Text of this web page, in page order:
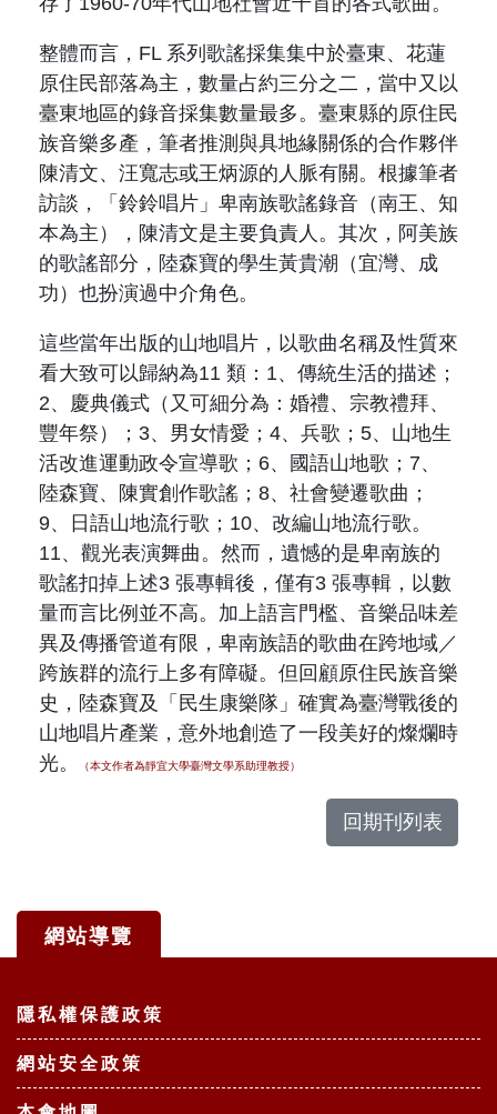
整體而言， FL 系列歌謠採集集中於臺東、花蓮
原住民部落為主，數量占約三分之二，當中又以
臺東地區的錄音採集數量最多。臺東縣的原住民
族音樂多產，筆者推測與具地緣關係的合作夥伴
陳清文、汪寬志或王炳源的人脈有關。根據筆者
訪談，「鈴鈴唱片」卑南族歌謠錄音（南王、知
本為主 ），陳清文是主要負責人。其次，阿美族
的歌謠部分，陸森寶的學生黃貴潮（ 宜灣、成
功 ）也扮演過中介角色。
這些當年出版的山地唱片，以歌曲名稱及性質來
看大致可以歸納為11 類： 1、傳統生活的描述；
2、慶典儀式（ 又可細分為：婚禮、宗教禮拜、
豐年祭 ）； 3、男女情愛； 4、兵歌； 5、山地生
活改進運動政令宣導歌； 6、國語山地歌； 7、
陸森寶、陳實創作歌謠； 8、社會變遷歌曲；
9、日語山地流行歌； 10、改編山地流行歌。
11、觀光表演舞曲。然而，遺憾的是卑南族的
歌謠扣掉上述3 張專輯後，僅有3 張專輯，以數
量而言比例並不高。加上語言門檻、音樂品味差
異及傳播管道有限，卑南族語的歌曲在跨地域／
跨族群的流行上多有障礙。但回顧原住民族音樂
史，陸森寶及「民生康樂隊」確實為臺灣戰後的
山地唱片產業，意外地創造了一段美好的燦爛時
光。
（本文作者為靜宜大學臺灣文學系助理教授）
回期刊列表
網站導覽
隱私權保護政策
網站安全政策